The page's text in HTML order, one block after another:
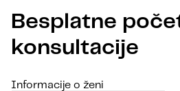
Besplatne
konsultacije
Informacije o ženi